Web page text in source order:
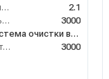
Потребляемая мощность (кВт)
2.1
Производительность (л/ч)
3000
система очистки воды
Очистная производительность (л/ч)
3000